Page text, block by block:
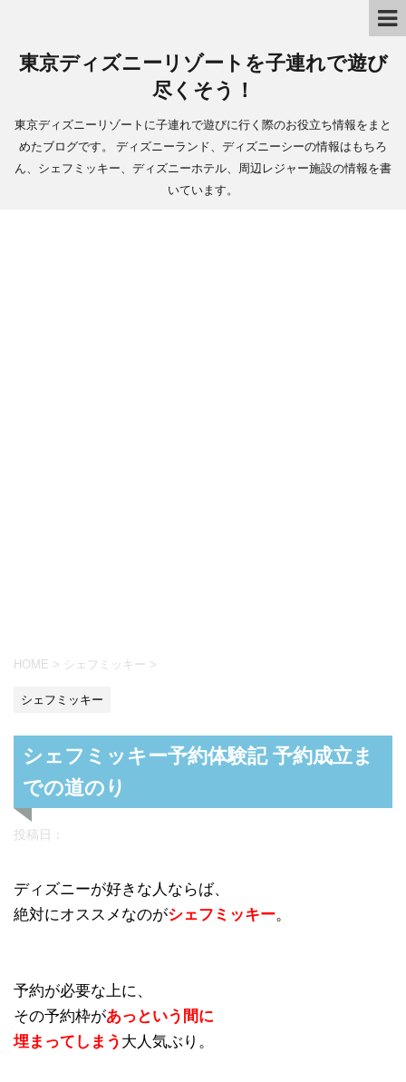
東京ディズニーリゾートを子連れで遊び
尽くそう！
東京ディズニーリゾートに子連れで遊びに行く際のお役立ち情報をまと
めたブログです。 ディズニーランド、ディズニーシーの情報はもちろ
ん、シェフミッキー、ディズニーホテル、周辺レジャー施設の情報を書
いています。
HOME > シェフミッキー >
シェフミッキー
シェフミッキー予約体験記 予約成立ま
での道のり
投稿日：
ディズニーが好きな人ならば、
絶対にオススメなのがシェフミッキー。
予約が必要な上に、
その予約枠があっという間に
埋まってしまう 大人気ぶり。